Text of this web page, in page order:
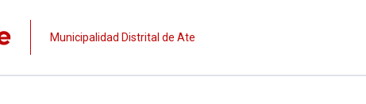
Municipalidad Distrital de Ate